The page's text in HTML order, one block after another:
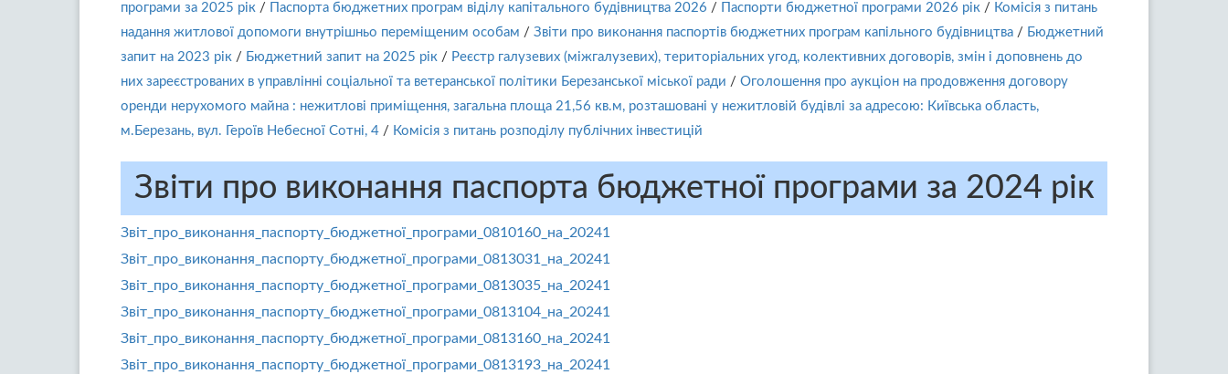
програми за 2025 рік / Паспорта бюджетних програм віділу капітального будівництва 2026 / Паспорти бюджетної програми 2026 рік / Комісія з питань
надання житлової допомоги внутрішньо переміщеним особам / Звіти про виконання паспортів бюджетних програм капільного будівництва / Бюджетний
запит на 2023 рік / Бюджетний запит на 2025 рік / Реєстр галузевих (міжгалузевих), територіальних угод, колективних договорів, змін і доповнень до
них зареєстрованих в управлінні соціальної та ветеранської політики Березанської міської ради / Оголошення про аукціон на продовження договору
оренди нерухомого майна : нежитлові приміщення, загальна площа 21,56 кв.м, розташовані у нежитловій будівлі за адресою: Київська область,
м.Березань, вул. Героїв Небесної Сотні, 4 / Комісія з питань розподілу публічних інвестицій
Звіти про виконання паспорта бюджетної програми за 2024 рік
Звіт_про_виконання_паспорту_бюджетної_програми_0810160_на_20241
Звіт_про_виконання_паспорту_бюджетної_програми_0813031_на_20241
Звіт_про_виконання_паспорту_бюджетної_програми_0813035_на_20241
Звіт_про_виконання_паспорту_бюджетної_програми_0813104_на_20241
Звіт_про_виконання_паспорту_бюджетної_програми_0813160_на_20241
Звіт_про_виконання_паспорту_бюджетної_програми_0813193_на_20241